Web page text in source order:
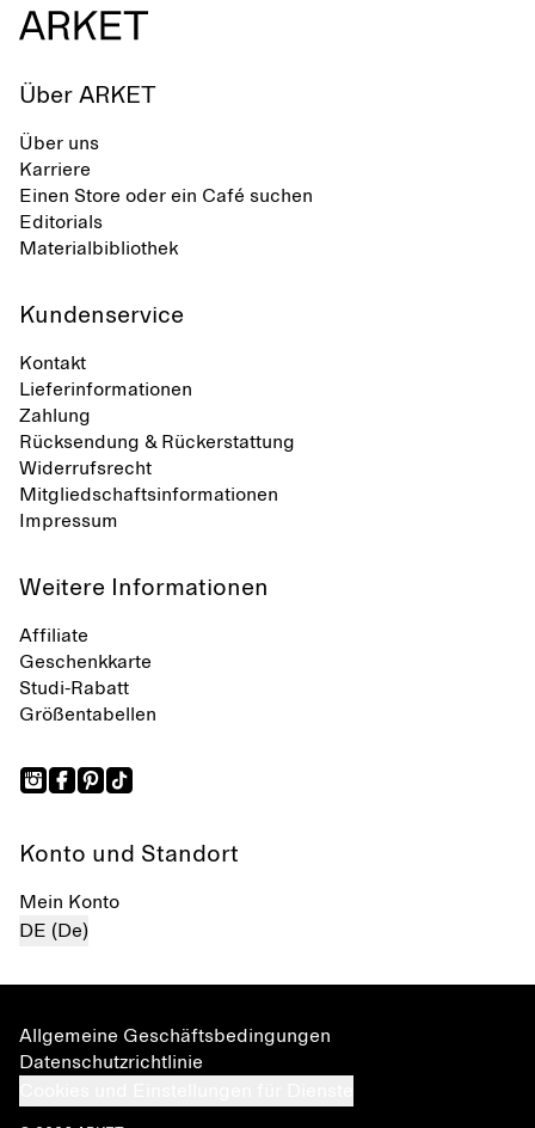
Über ARKET
Über uns
Karriere
Einen Store oder ein Café suchen
Editorials
Materialbibliothek
Kundenservice
Kontakt
Lieferinformationen
Zahlung
Rücksendung & Rückerstattung
Widerrufsrecht
Mitgliedschaftsinformationen
Impressum
Weitere Informationen
Affiliate
Geschenkkarte
Studi-Rabatt
Größentabellen
Konto und Standort
Mein Konto
DE (De)
Allgemeine Geschäftsbedingungen
Datenschutzrichtlinie